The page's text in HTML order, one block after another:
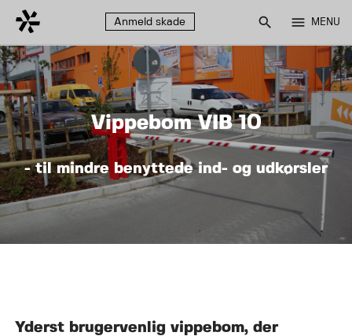
Anmeld skade search menu MENU
Vippebom VIB 10
- til mindre benyttede ind- og udkørsler
Yderst brugervenlig vippebom, der